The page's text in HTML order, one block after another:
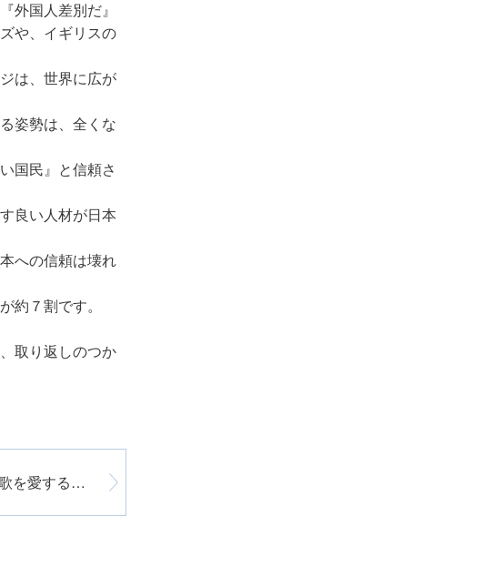
外国人差別だ』
や、イギリスの
は、世界に広が
姿勢は、全くな
国民』と信頼さ
良い人材が日本
への信頼は壊れ
約７割です。
取り返しのつか
太陽が丘の音楽祭『抒情歌を愛する会』